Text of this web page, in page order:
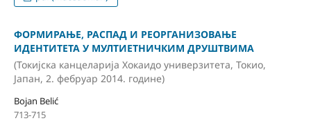
ФОРМИРАЊЕ, РАСПАД И РЕОРГАНИЗОВАЊЕ
ИДЕНТИТЕТА У МУЛТИЕТНИЧКИМ ДРУШТВИМА
(Токијска канцеларија Хокаидо универзитета, Токио,
Јапан, 2. фебруар 2014. године)
Bojan Belić
713-715